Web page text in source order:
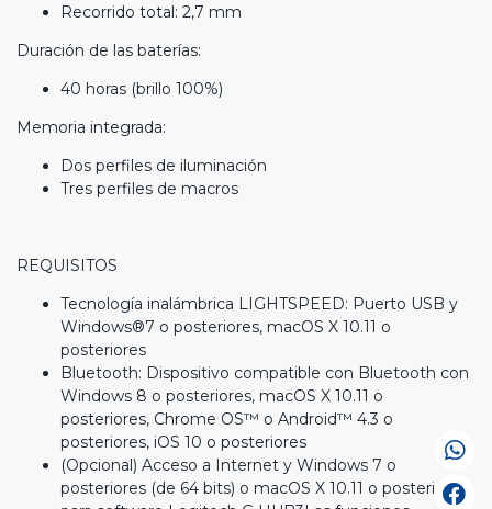
Recorrido total: 2,7 mm
Duración de las baterías:
40 horas (brillo 100%)
Memoria integrada:
Dos perfiles de iluminación
Tres perfiles de macros
REQUISITOS
Tecnología inalámbrica LIGHTSPEED: Puerto USB y
Windows®7 o posteriores, macOS X 10.11 o
posteriores
Bluetooth: Dispositivo compatible con Bluetooth con
Windows 8 o posteriores, macOS X 10.11 o
posteriores, Chrome OS™ o Android™ 4.3 o
posteriores, iOS 10 o posteriores
(Opcional) Acceso a Internet y Windows 7 o
posteriores (de 64 bits) o macOS X 10.11 o posteriores